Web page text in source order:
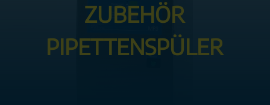
ZUBEHÖR
PIPETTENSPÜLER